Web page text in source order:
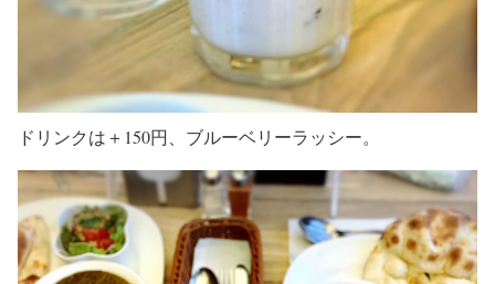
ドリンクは＋150円、ブルーベリーラッシー。